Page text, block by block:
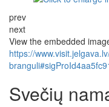
prev
next
View the embedded
https://
Svečių